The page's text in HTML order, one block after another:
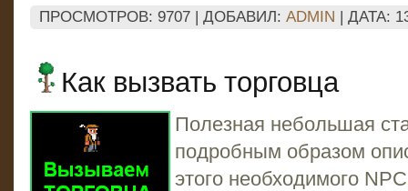
ПРОСМОТРОВ: 9707 | ДОБАВИЛ: ADMIN | ДАТА:
Как вызвать торговца
Полезная небольшая
подробным образом
этого необходимого